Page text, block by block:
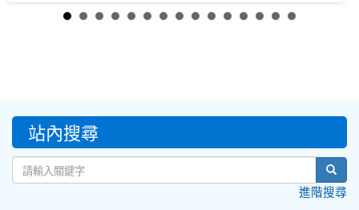
::: 站內搜尋
進階搜尋